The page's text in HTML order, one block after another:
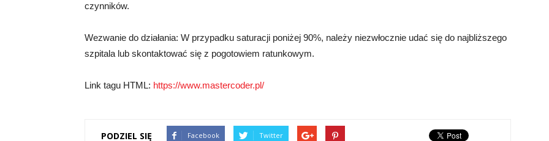
czynników.
Wezwanie do działania: W przypadku saturacji poniżej 90%, należy niezwłocznie udać się do najbliższego
szpitala lub skontaktować się z pogotowiem ratunkowym.
Link tagu HTML: https://www.mastercoder.pl/
PODZIEL SIĘ Facebook Twitter